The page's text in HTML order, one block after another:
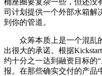
司计划提供一个外部水箱解
到你的管道。
众筹本质上是一个混乱
出很大的承诺。根据
约十分之一达到融资目标的
报。在那些确实交付的产品